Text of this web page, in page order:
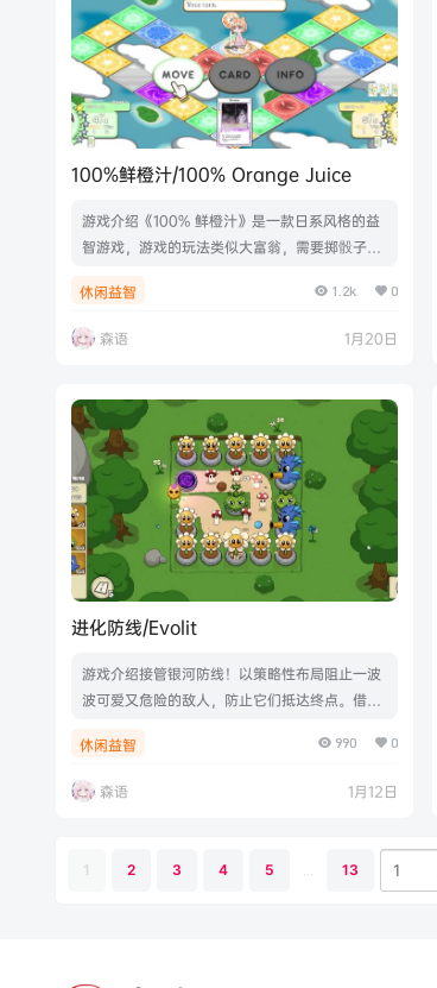
100%鲜橙汁/100% Orange Juice
游戏介绍《100% 鲜橙汁》是一款日系风格的益
智游戏，游戏的玩法类似大富翁，需要掷骰子来
Orange Juice - Syura & Nanako Characte
r Pack100% Orange Juice - Saki & Kyousu
ke Character Pack100% Orange Juice - Mi
休闲益智 1.2k 0
森语 1月20日
进化防线/Evolit
游戏介绍接管银河防线！以策略性布局阻止一波
波可爱又危险的敌人，防止它们抵达终点。借助
化大军！战略与无限可能，在此交汇。游戏视频
游戏截图版本介绍Build.21456275|容量611MB
|官方简体中文|支持键盘.鼠标
休闲益智 990 0
森语 1月12日
1 2 3 4 5 ... 13